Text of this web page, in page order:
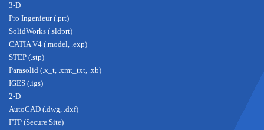
3-D
Pro Ingenieur (.prt)
SolidWorks (.sldprt)
CATIA V4 (.model, .exp)
STEP (.stp)
Parasolid (.x_t, .xmt_txt, .xb)
IGES (.igs)
2-D
AutoCAD (.dwg, .dxf)
FTP (Secure Site)